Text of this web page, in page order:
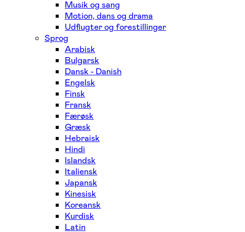
Musik og sang
Motion, dans og drama
Udflugter og forestillinger
Sprog
Arabisk
Bulgarsk
Dansk - Danish
Engelsk
Finsk
Fransk
Færøsk
Græsk
Hebraisk
Hindi
Islandsk
Italiensk
Japansk
Kinesisk
Koreansk
Kurdisk
Latin